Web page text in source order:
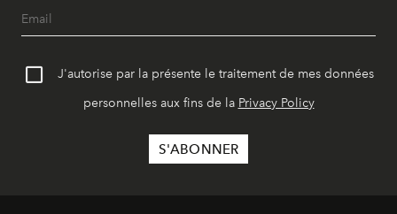
J'autorise par la présente le traitement de mes données
personnelles aux fins de la Privacy Policy